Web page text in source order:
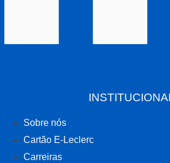
Sobre nós
Cartão E-Leclerc
Carreiras